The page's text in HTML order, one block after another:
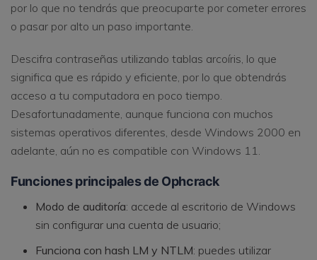
por lo que no tendrás que preocuparte por cometer errores
o pasar por alto un paso importante.
Descifra contraseñas utilizando tablas arcoíris, lo que
significa que es rápido y eficiente, por lo que obtendrás
acceso a tu computadora en poco tiempo.
Desafortunadamente, aunque funciona con muchos
sistemas operativos diferentes, desde Windows 2000 en
adelante, aún no es compatible con Windows 11.
Funciones principales de Ophcrack
Modo de auditoría: accede al escritorio de Windows
sin configurar una cuenta de usuario;
Funciona con hash LM y NTLM: puedes utilizar